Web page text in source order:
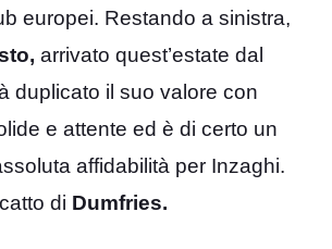
europei. Restando a sinistra,
arrivato quest’estate dal
duplicato il suo valore con
e attente ed è di certo un
affidabilità per Inzaghi.
di Dumfries.